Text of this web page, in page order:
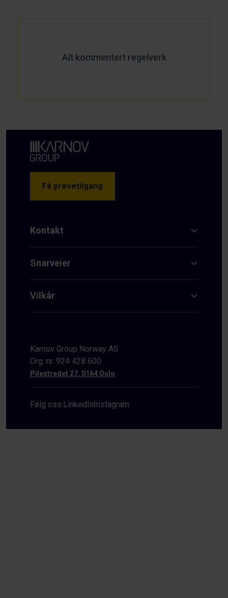
Alt kommentert regelverk
Få prøvetilgang
Kontakt
Snarveier
Vilkår
Karnov Group Norway AS
Org. nr. 924 428 600
Pilestredet 27, 0164 Oslo
Følg oss:LinkedInInstagram